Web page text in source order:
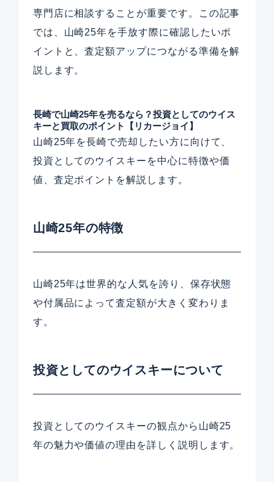
専門店に相談することが重要です。この記事
では、山崎25年を手放す際に確認したいポ
イントと、査定額アップにつながる準備を解
説します。
長崎で山崎25年を売るなら？投資としてのウイス
キーと買取のポイント【リカージョイ】
山崎25年を長崎で売却したい方に向けて、
投資としてのウイスキーを中心に特徴や価
値、査定ポイントを解説します。
山崎25年の特徴
山崎25年は世界的な人気を誇り、保存状態
や付属品によって査定額が大きく変わりま
す。
投資としてのウイスキーについて
投資としてのウイスキーの観点から山崎25
年の魅力や価値の理由を詳しく説明します。